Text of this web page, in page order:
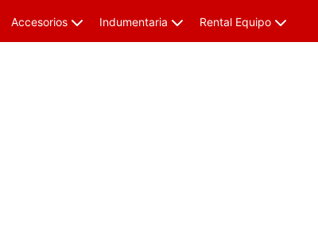
Accesorios Indumentaria Rental Equipo